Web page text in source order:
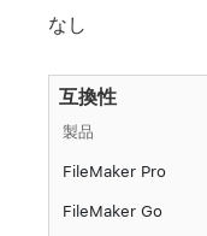
なし
互換性
製品
FileMaker Pro
FileMaker Go